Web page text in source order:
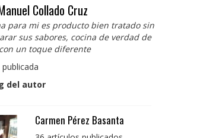
Collado Cruz
para mi es producto bien tratado sin
sus sabores, cocina de verdad de
un toque diferente
del autor
Pedro Manuel Collado
Cruz